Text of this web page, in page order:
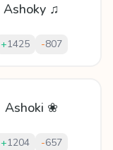
Ashoky ♫
+1425 -807
Ashoki ❀
+1204 -657